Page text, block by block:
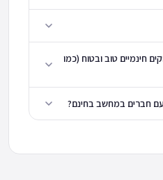
חינמיים טוב ובטוח (כמו
חברים במחשב בחינם?